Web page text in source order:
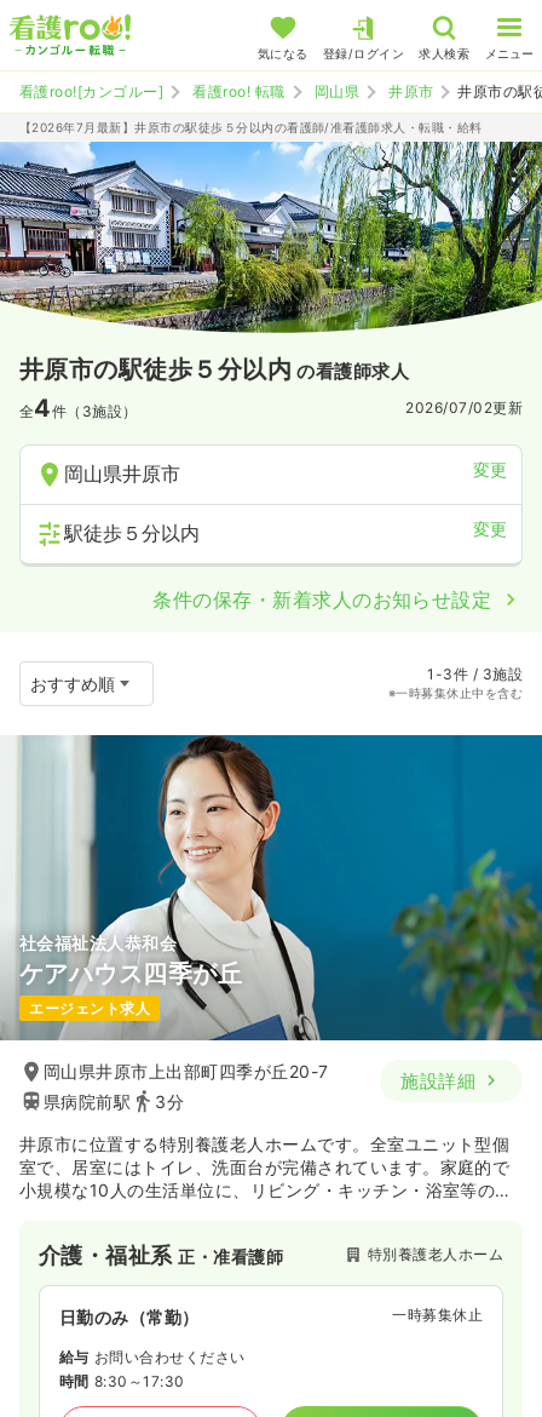
気になる 登録/ログイン 求人検索 メニュー
看護roo![カンゴルー] 看護roo! 転職 岡山県 井原市 井原市の駅
【2026年7月最新】井原市の駅徒歩５分以内の看護師/准看護師求人・転職・給料
井原市の駅徒歩５分以内 の看護師求人
全4件（3施設） 2026/07/02更新
岡山県井原市 変更
駅徒歩５分以内 変更
条件の保存・新着求人のお知らせ設定
1-3件 / 3施設
※一時募集休止中を含む
社会福祉法人恭和会
ケアハウス四季が丘
エージェント求人
岡山県井原市上出部町四季が丘20-7
県病院前駅
3分
施設詳細
井原市に位置する特別養護老人ホームです。全室ユニット型個
室で、居室にはトイレ、洗面台が完備されています。家庭的で
小規模な10人の生活単位に、リビング・キッチン・浴室等の設
等、介護中心に地域の福祉に貢献しております。
介護・福祉系正・准看護師 特別養護老人ホーム
日勤のみ（常勤） 一時募集休止
給与 お問い合わせください
時間 8:30～17:30